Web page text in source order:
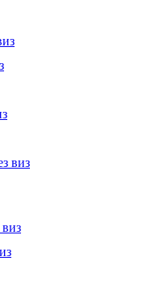
виз
виз